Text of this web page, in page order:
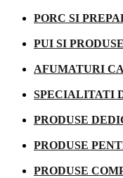
PORC SI
PUI SI
AFUMATURI
SPECIALITATI
PRODUSE
PRODUSE
PRODUSE